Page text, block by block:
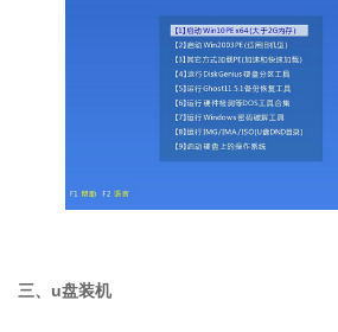
三、 u盘装机